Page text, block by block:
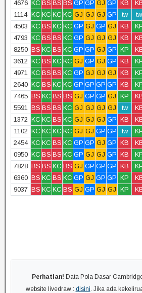
4676 KC BS BS BS GP GP GJ GP KB
1114 KC KC KC KC GJ GJ GJ GP tw tw
4503 KC BS KC KC GP GJ GP GJ KB
4793 KC BS BS KC GP GJ GJ GJ KB
8250 BS KC BS KC GP GP GJ GP KP
3612 KC BS KC KC GJ GP GJ GP KB
4971 KC BS BS KC GP GJ GJ GJ KB
2640 KC BS KC KC GP GP GP GP KB
7465 BS KC BS BS GJ GP GP GJ KP
5591 BS BS BS KC GJ GJ GJ GJ tw
1372 KC KC BS KC GJ GJ GJ GP KB
1102 KC KC KC KC GJ GJ GP GP tw
2454 KC KC BS KC GP GP GJ GP KB
0950 KC BS BS KC GP GJ GJ GP KB
7828 BS BS KC BS GJ GP GP GP KB
6360 BS KC BS KC GP GJ GP GP KP
9037 BS KC KC BS GJ GP GJ GJ KP
Perhatian! Data Pola Dasar
website livedraw : disini. Jika ada